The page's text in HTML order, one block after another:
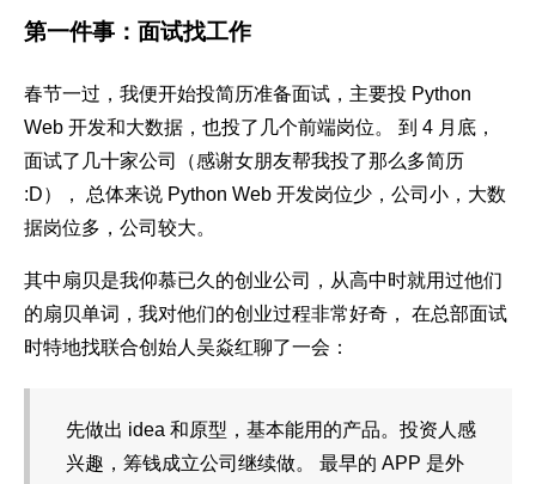
第一件事：面试找工作
春节一过，我便开始投简历准备面试，主要投 Python
Web 开发和大数据，也投了几个前端岗位。 到 4 月底，
面试了几十家公司（感谢女朋友帮我投了那么多简历
:D）， 总体来说 Python Web 开发岗位少，公司小，大数
据岗位多，公司较大。
其中扇贝是我仰慕已久的创业公司，从高中时就用过他们
的扇贝单词，我对他们的创业过程非常好奇， 在总部面试
时特地找联合创始人吴焱红聊了一会：
先做出 idea 和原型，基本能用的产品。投资人感
兴趣，筹钱成立公司继续做。 最早的 APP 是外